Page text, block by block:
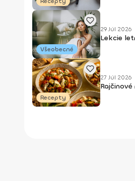
Všeobecné
29 Júl 2026
Lekcie
Recepty
27 Júl 2026